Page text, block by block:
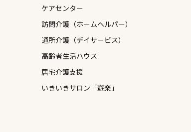
ケアセンター
訪問介護（ホームヘルパー）
通所介護（デイサービス）
高齢者生活ハウス
居宅介護支援
いきいきサロン「遊楽」